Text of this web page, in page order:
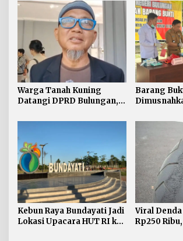
Sarjana
Warga Tanah Kuning
Datangi DPRD Bulungan,
Persen segera
Barang
Didominasi
Kebun Raya Bundayati Jadi
Lokasi Upacara HUT RI ke-
Viral
Rp250